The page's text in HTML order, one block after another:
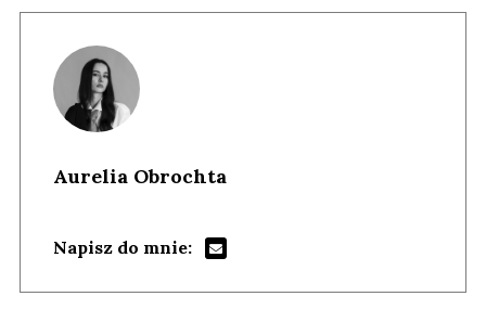
Aurelia Obrochta
Napisz do mnie: